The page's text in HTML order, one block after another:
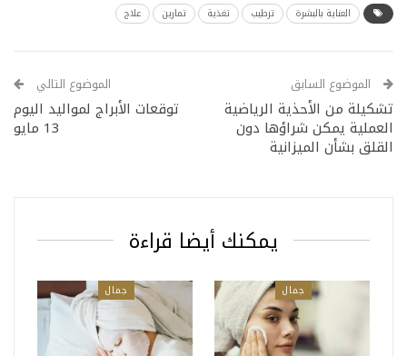
العناية بالبشرة ترطيب تغذية تمارين علاج
الموضوع السابق
تشكيلة من الأحذية الرياضية
العملية يمكن شراؤها دون
القلق بشأن الميزانية
الموضوع التالي
توقعات الأبراج لمواليد اليوم
13 مايو
يمكنك أيضا قراءة
جمال جمال